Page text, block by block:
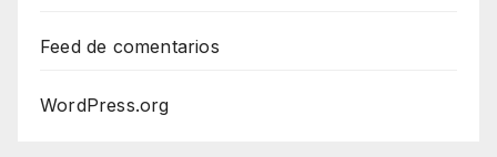
Feed de comentarios
WordPress.org